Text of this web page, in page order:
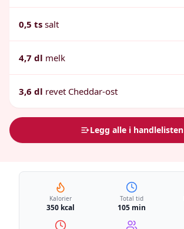
0,5 ts salt
4,7 dl melk
3,6 dl revet Cheddar-ost
Legg alle i handlelisten
Kalorier
350 kcal
Total tid
105 min